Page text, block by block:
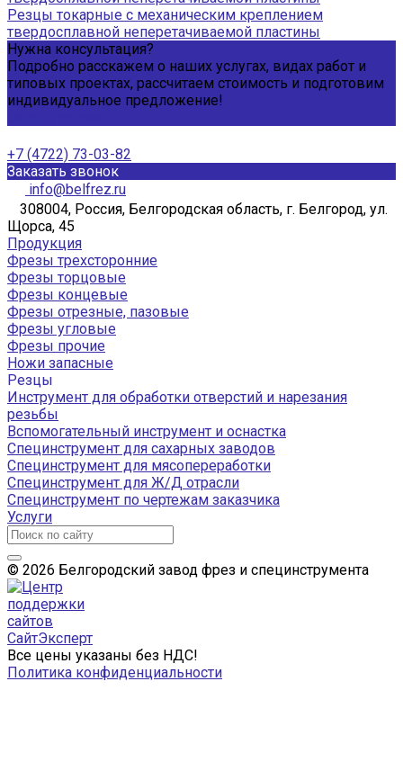
Резцы токарные с механическим креплением
твердосплавной неперетачиваемой пластины
Нужна консультация?
Подробно расскажем о наших услугах, видах работ и
типовых проектах, рассчитаем стоимость и подготовим
индивидуальное предложение!
+7 (4722) 73-03-82
Заказать звонок
info@belfrez.ru
308004, Россия, Белгородская область, г. Белгород, ул.
Щорса, 45
Продукция
Фрезы трехсторонние
Фрезы торцовые
Фрезы концевые
Фрезы отрезные, пазовые
Фрезы угловые
Фрезы прочие
Ножи запасные
Резцы
Инструмент для обработки отверстий и нарезания
резьбы
Вспомогательный инструмент и оснастка
Специнструмент для сахарных заводов
Специнструмент для мясопереработки
Специнструмент для Ж/Д отрасли
Специнструмент по чертежам заказчика
Услуги
© 2026 Белгородский завод фрез и специнструмента
Все цены указаны без НДС!
Политика конфиденциальности